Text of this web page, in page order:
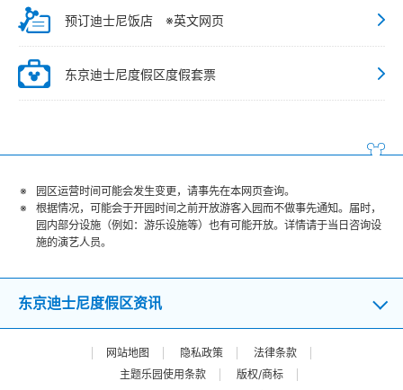
预订迪士尼饭店 ※英文网页
东京迪士尼度假区度假套票
园区运营时间可能会发生变更，请事先在本网页查询。
根据情况，可能会于开园时间之前开放游客入园而不做事先通知。届时，
园内部分设施（例如：游乐设施等）也有可能开放。详情请于当日咨询设
施的演艺人员。
东京迪士尼度假区资讯
网站地图 隐私政策
法律条款
主题乐园使用条款
版权/商标